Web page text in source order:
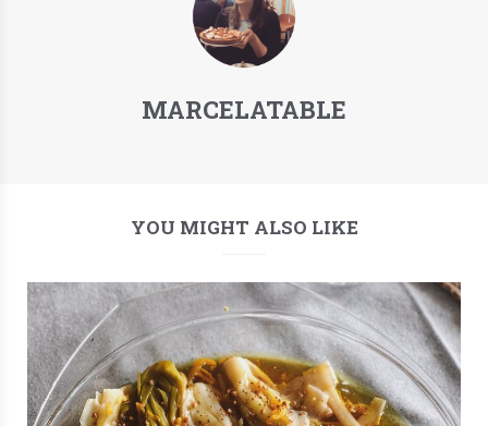
MARCELATABLE
YOU MIGHT ALSO LIKE